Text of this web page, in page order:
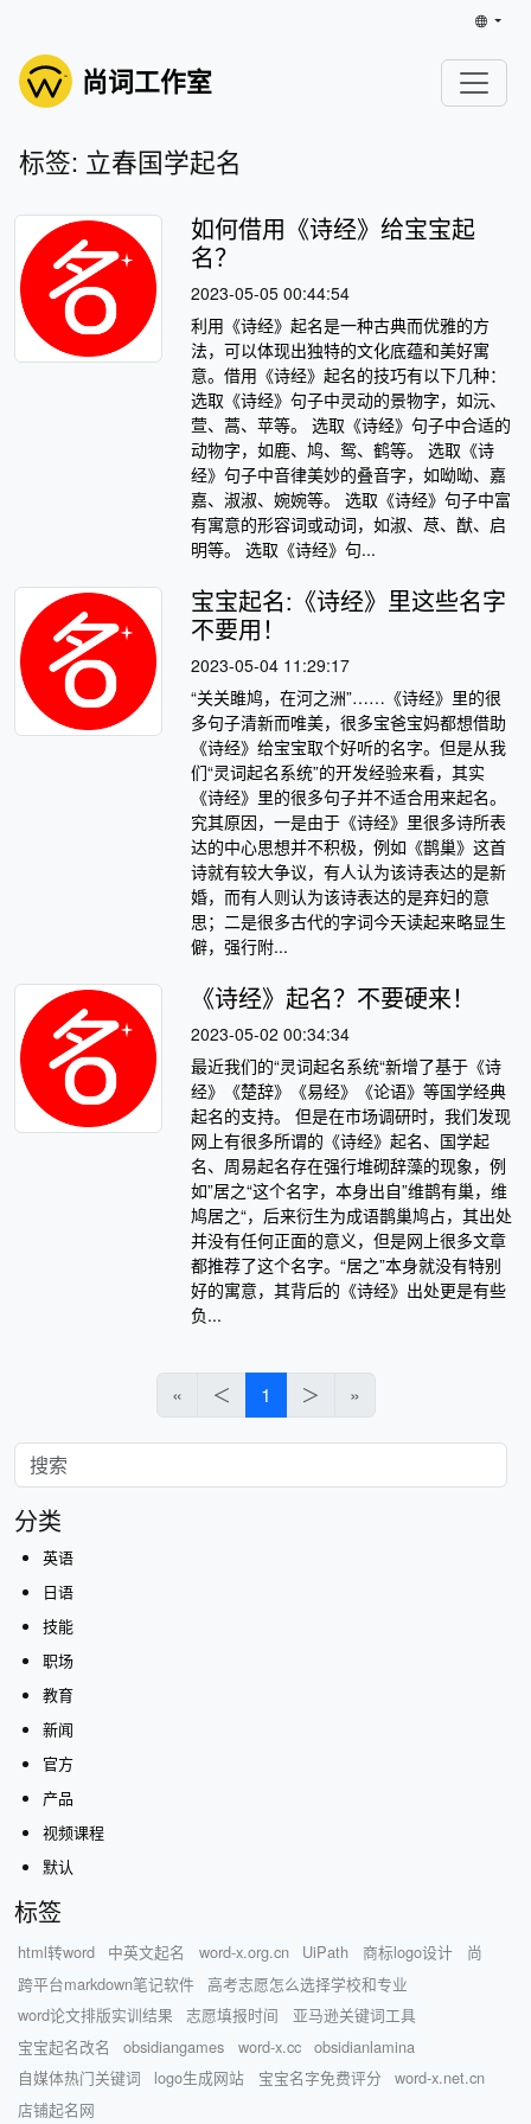
尚词工作室
标签: 立春国学起名
如何借用《诗经》给宝宝起
名？
2023-05-05 00:44:54
利用《诗经》起名是一种古典而优雅的方
法，可以体现出独特的文化底蕴和美好寓
意。借用《诗经》起名的技巧有以下几种：
选取《诗经》句子中灵动的景物字，如沅、
萱、蒿、苹等。 选取《诗经》句子中合适的
动物字，如鹿、鸠、鸳、鹤等。 选取《诗
经》句子中音律美妙的叠音字，如呦呦、嘉
嘉、淑淑、婉婉等。 选取《诗经》句子中富
有寓意的形容词或动词，如淑、荩、猷、启
明等。 选取《诗经》句...
宝宝起名:《诗经》里这些名字
不要用！
2023-05-04 11:29:17
“关关雎鸠，在河之洲”……《诗经》里的很
多句子清新而唯美，很多宝爸宝妈都想借助
《诗经》给宝宝取个好听的名字。但是从我
们“灵词起名系统”的开发经验来看，其实
《诗经》里的很多句子并不适合用来起名。
究其原因，一是由于《诗经》里很多诗所表
达的中心思想并不积极，例如《鹊巢》这首
诗就有较大争议，有人认为该诗表达的是新
婚，而有人则认为该诗表达的是弃妇的意
思；二是很多古代的字词今天读起来略显生
僻，强行附...
《诗经》起名？不要硬来！
2023-05-02 00:34:34
最近我们的“灵词起名系统“新增了基于《诗
经》《楚辞》《易经》《论语》等国学经典
起名的支持。 但是在市场调研时，我们发现
网上有很多所谓的《诗经》起名、国学起
名、周易起名存在强行堆砌辞藻的现象，例
如”居之“这个名字，本身出自”维鹊有巢，维
鸠居之“，后来衍生为成语鹊巢鸠占，其出处
并没有任何正面的意义，但是网上很多文章
都推荐了这个名字。“居之”本身就没有特别
好的寓意，其背后的《诗经》出处更是有些
负...
« ＜ 1 ＞ »
分类
英语
日语
技能
职场
教育
新闻
官方
产品
视频课程
默认
标签
html转word 中英文起名 word-x.org.cn UiPath 商标logo设计
尚
跨平台markdown笔记软件
高考志愿怎么选择学校和专业
word论文排版实训结果
志愿填报时间
亚马逊关键词工具
宝宝起名改名
obsidiangames word-x.cc
obsidianlamina
自媒体热门关键词
logo生成网站 宝宝名字免费评分
word-x.net.cn
店铺起名网